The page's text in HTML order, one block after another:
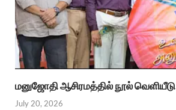
மனுஜோதி ஆசிரமத்தில் நூல் வெளியீடு
July 20, 2026